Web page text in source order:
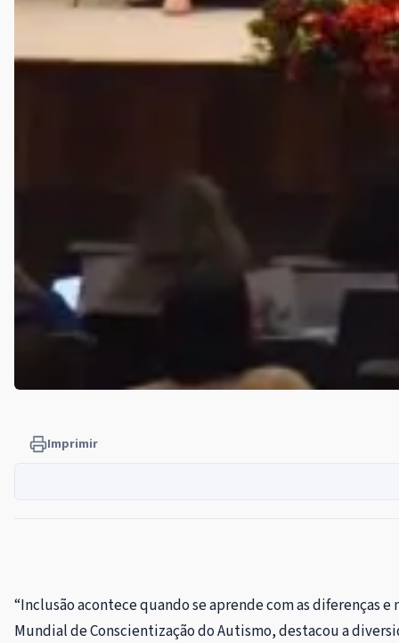
Imprimir
“Inclusão acontece quando se aprende com as diferenças
Mundial de Conscientização do Autismo, destacou a